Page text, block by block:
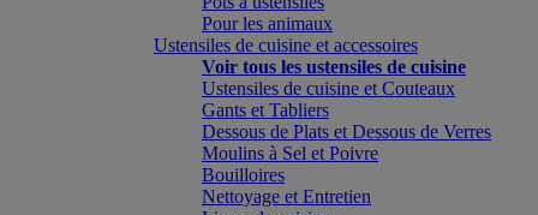
Pour les animaux
Ustensiles de cuisine et accessoires
Voir tous les ustensiles de cuisine
Ustensiles de cuisine et Couteaux
Gants et Tabliers
Dessous de Plats et Dessous de Verres
Moulins à Sel et Poivre
Bouilloires
Nettoyage et Entretien